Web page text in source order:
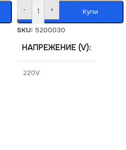
- + Купи
SKU: 5200030
НАПРЕЖЕНИЕ (V)
220V